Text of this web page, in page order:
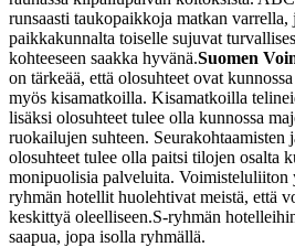
runsaasti taukopaikkoja matkan
paikkakunnalta toiselle sujuvat
kohteeseen saakka hyvänä.Suomen
on tärkeää, että olosuhteet ovat
myös kisamatkoilla. Kisamatkoilla
lisäksi olosuhteet tulee olla kunnossa
ruokailujen suhteen. Seurakohtaamisten
olosuhteet tulee olla paitsi tilojen osalta
monipuolisia palveluita. Voimisteluliiton
ryhmän hotellit huolehtivat meistä, että
keskittyä oleelliseen.S-ryhmän
saapua, jopa isolla ryhmällä.